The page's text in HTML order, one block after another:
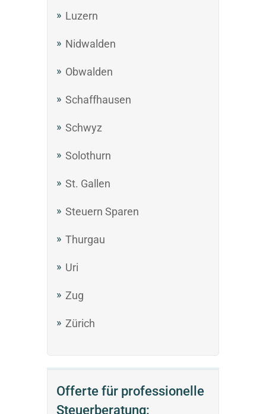
Luzern
Nidwalden
Obwalden
Schaffhausen
Schwyz
Solothurn
St. Gallen
Steuern Sparen
Thurgau
Uri
Zug
Zürich
Offerte für professionelle
Steuerberatung: